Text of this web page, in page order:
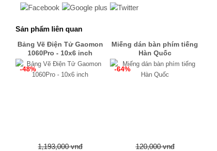
Sản phẩm liên quan
Bảng Vẽ Điện Tử Gaomon
1060Pro - 10x6 inch
-48%
1,193,000 vnđ
Miếng dán bàn phím tiếng
Hàn Quốc
-64%
120,000 vnđ